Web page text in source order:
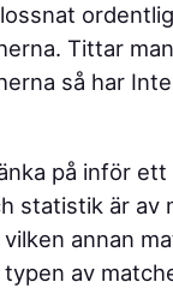
Tittar
så har
på inför
statistik är av
annan
av